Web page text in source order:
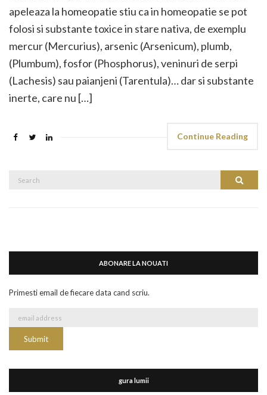
apeleaza la homeopatie stiu ca in homeopatie se pot
folosi si substante toxice in stare nativa, de exemplu
mercur (Mercurius), arsenic (Arsenicum), plumb,
(Plumbum), fosfor (Phosphorus), veninuri de serpi
(Lachesis) sau paianjeni (Tarentula)… dar si substante
inerte, care nu […]
Continue Reading
Search
ABONARE LA NOUATI
Primesti email de fiecare data cand scriu.
gura lumii